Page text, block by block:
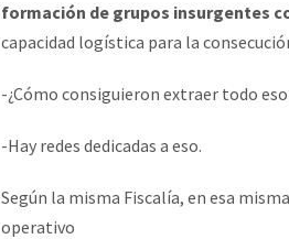
formación de grupos insurgentes
capacidad logística para la
-¿Cómo consiguieron extraer todo
-Hay redes dedicadas a eso.
Según la misma Fiscalía, en esa
operativo